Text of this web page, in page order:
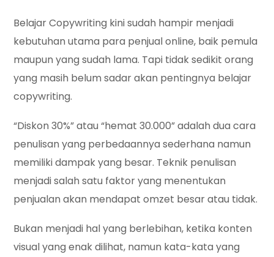
Belajar Copywriting kini sudah hampir menjadi
kebutuhan utama para penjual online, baik pemula
maupun yang sudah lama. Tapi tidak sedikit orang
yang masih belum sadar akan pentingnya belajar
copywriting.
“Diskon 30%” atau “hemat 30.000” adalah dua cara
penulisan yang perbedaannya sederhana namun
memiliki dampak yang besar. Teknik penulisan
menjadi salah satu faktor yang menentukan
penjualan akan mendapat omzet besar atau tidak.
Bukan menjadi hal yang berlebihan, ketika konten
visual yang enak dilihat, namun kata-kata yang